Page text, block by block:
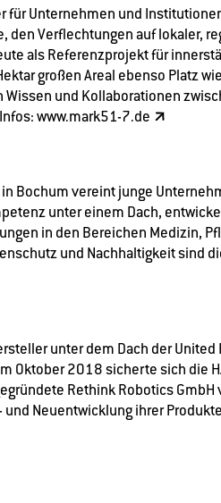
für Unternehmen und
den Verflechtungen auf lokaler,
als Referenzprojekt für
großen Areal ebenso Platz
Wissen und Kollaborationen
www.mark51-7.de
Bochum vereint junge
unter einem Dach,
in den Bereichen Medizin,
und Nachhaltigkeit sind
unter dem Dach der
Oktober 2018 sicherte sich die
Rethink Robotics
Neuentwicklung ihrer